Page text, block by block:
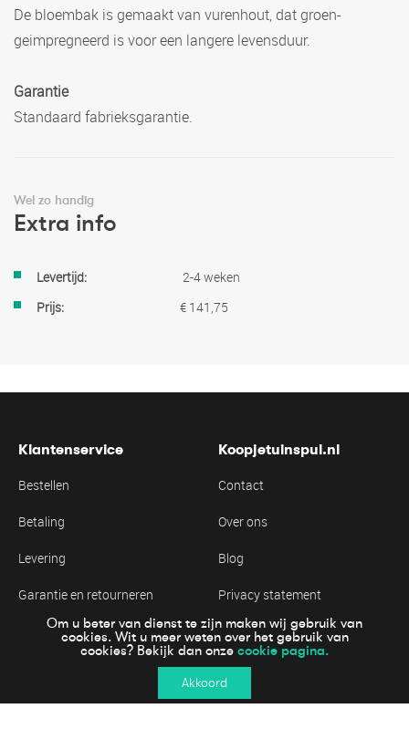
Om u beter van dienst te zijn maken wij gebruik van
cookies. Wit u meer weten over het gebruik van
cookies? Bekijk dan onze cookie pagina.
Akkoord
De bloembak is gemaakt van vurenhout, dat groen-
geimpregneerd is voor een langere levensduur.
Garantie
Standaard fabrieksgarantie.
Wel zo handig
Extra info
Meer
2-4 weken
€ 141,75
Klantenservice
Bestellen
Betaling
Levering
Garantie en retourneren
Algemene voorwaarden
Koopjetuinspul.nl
Contact
Over ons
Blog
Privacy statement
Cookie statement
Online veiling betalen